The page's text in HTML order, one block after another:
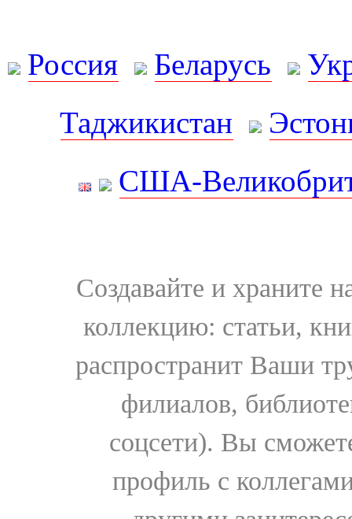
Россия Беларусь
Таджикистан
США-
Создавайте и храните
коллекцию: статьи,
распространит Ваши
филиалов,
соцсети). Вы
профиль с